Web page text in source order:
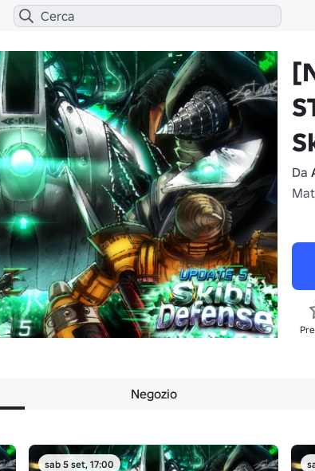
Da
Negozio
sab 5 set, 17:00